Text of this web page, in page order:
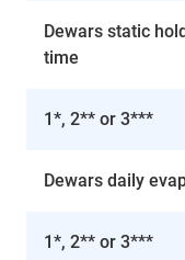
Dewars static
time
1*, 2** or 3***
Dewars daily
1*, 2** or 3***